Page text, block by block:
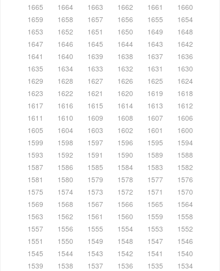
1665
1664 1663 1662 1661
1660
1659
1658 1657 1656 1655
1654
1653
1652 1651 1650 1649
1648
1647
1646 1645 1644 1643
1642
1641
1640 1639 1638 1637
1636
1635
1634 1633 1632 1631
1630
1629
1628 1627 1626 1625
1624
1623
1622 1621 1620 1619
1618
1617
1616 1615 1614 1613
1612
1611
1610 1609 1608 1607
1606
1605
1604 1603 1602 1601
1600
1599
1598 1597 1596 1595
1594
1593
1592 1591 1590 1589
1588
1587
1586 1585 1584 1583
1582
1581
1580 1579 1578 1577
1576
1575
1574 1573 1572 1571
1570
1569
1568 1567 1566 1565
1564
1563
1562 1561 1560 1559
1558
1557
1556 1555 1554 1553
1552
1551
1550 1549 1548 1547
1546
1545
1544 1543 1542 1541
1540
1539
1538 1537 1536 1535
1534